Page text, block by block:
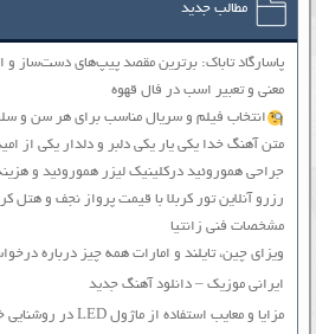
مطالب جدید
پاسارگاد تاباک: برترین مقصد پیپ‌های دست‌ساز
معنی و تعبیر اسب در فال قهوه
انتخاب فیلم و سریال مناسب برای هر سن و
متن آهنگ خدا یکی یار یکی دلبر و دلدار یکی از
جراحی هموروئید درکلینیک لیزر هموروئید و
رزرو آنلاین تور کربلا با قیمت پرواز نجف و هتل
مشخصات فنی زانتیا
ویزای چین، تایلند و امارات همه چیز درباره
ایرانی موزیک – دانلود آهنگ جدید
مزایا و معایب استفاده از ماژول LED در روشنایی خانگی